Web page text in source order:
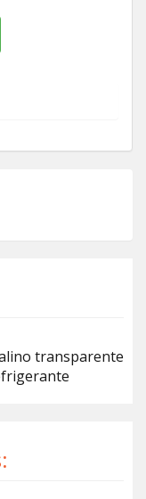
transparente